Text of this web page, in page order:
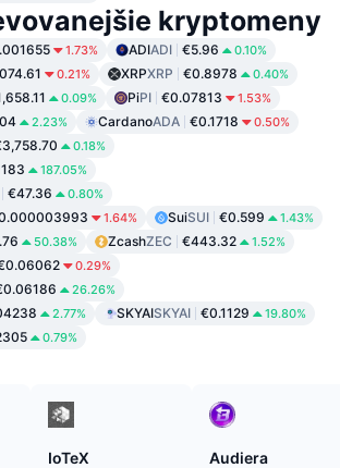
kryptomeny
1.73% ADIADI €5.96 0.10%
0.21% XRPXRP €0.8978 0.40%
0.09% PiPI €0.07813 1.53%
2.23% CardanoADA €0.1718 0.50%
0.18%
187.05%
€47.36 0.80%
1.64% SuiSUI €0.599 1.43%
50.38% ZcashZEC €443.32 1.52%
0.29%
26.26%
2.77% SKYAISKYAI €0.1129 19.80%
0.79%
IoTeX
Audiera